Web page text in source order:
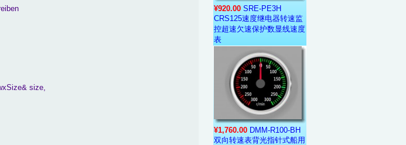
size,
¥920.00 SRE-PE3H
CRS125速度继电器转速监
控超速欠速保护数显线速度
表
¥1,760.00 DMM-R100-BH
双向转速表背光指针式船用